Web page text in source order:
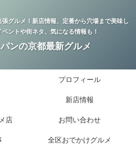
グルメ！新店情報、定番から穴場まで美味し
ントや街ネタ、気になる情報も！
ンの京都最新グルメ
プロフィール
新店情報
店 お問い合わせ
全区おでかけグルメ